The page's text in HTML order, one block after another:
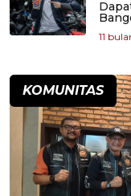
11
KOMUNITAS